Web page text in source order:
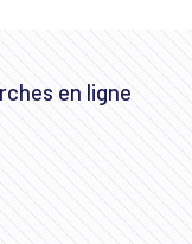
en ligne